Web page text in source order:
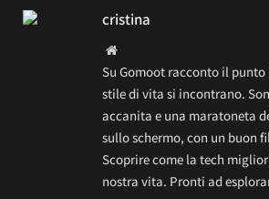
cristina
Website
Su Gomoot racconto il
stile di vita si incontrano.
accanita e una maratoneta
sullo schermo, con un buon
Scoprire come la tech
nostra vita. Pronti ad